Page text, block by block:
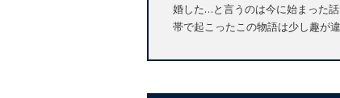
婚した…と言うのは今に始まった
帯で起こったこの物語は少し趣が